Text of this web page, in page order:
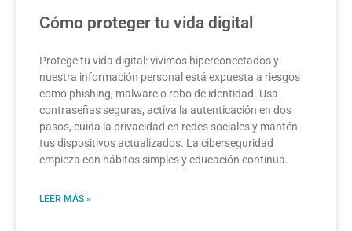
Cómo proteger tu vida digital
Protege tu vida digital: vivimos hiperconectados y
nuestra información personal está expuesta a riesgos
como phishing, malware o robo de identidad. Usa
contraseñas seguras, activa la autenticación en dos
pasos, cuida la privacidad en redes sociales y mantén
tus dispositivos actualizados. La ciberseguridad
empieza con hábitos simples y educación continua.
LEER MÁS »